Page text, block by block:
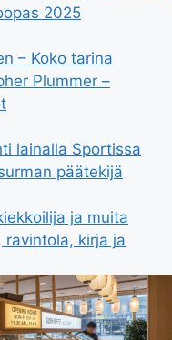
2025
– Koko tarina
Plummer –
lainalla Sportissa
päätekijä
ja muita
ravintola, kirja ja